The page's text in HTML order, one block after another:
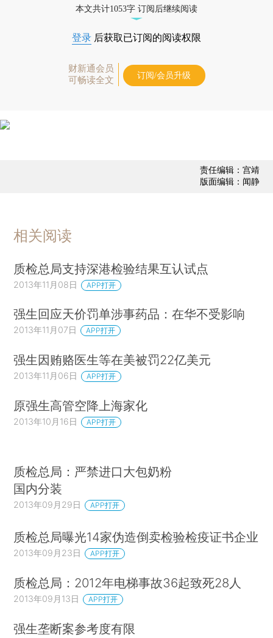
本文共计1053字 订阅后继续阅读
登录 后获取已订阅的阅读权限
财新通会员
可畅读全文
订阅/会员升级
责任编辑：宫靖
版面编辑：闻静
相关阅读
质检总局支持深港检验结果互认试点
2013年11月08日 APP打开
强生回应天价罚单涉事药品：在华不受影响
2013年11月07日 APP打开
强生因贿赂医生等在美被罚22亿美元
2013年11月06日 APP打开
原强生高管空降上海家化
2013年10月16日 APP打开
质检总局：严禁进口大包奶粉
国内分装
2013年09月29日 APP打开
质检总局曝光14家伪造倒卖检验检疫证书企业
2013年09月23日 APP打开
质检总局：2012年电梯事故36起致死28人
2013年09月13日 APP打开
强生垄断案参考度有限